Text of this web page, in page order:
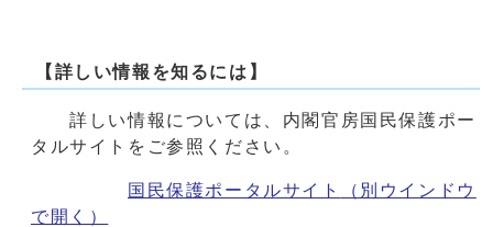
【詳しい情報を知るには】
詳しい情報については、内閣官房国民保護ポー
タルサイトをご参照ください。
国民保護ポータルサイト
（別ウインドウ
で開く）